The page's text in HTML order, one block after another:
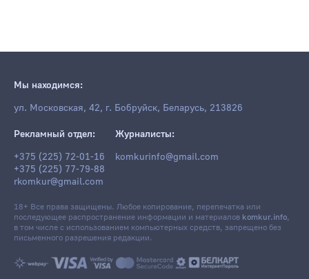
Мы находимся:
ул. Московская, 42, г. Бобруйск, Беларусь, 213826
Рекламный отдел:
+375 (225) 77-79-88
Журналисты: